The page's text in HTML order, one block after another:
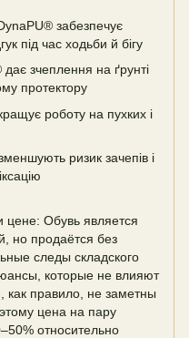
забезпечує
під час ходьби й бігу
зчеплення на ґрунті
протектору
роботу на пухких і
ризик зачепів і
цене: Обувь является
но продаётся без
следы складского
которые не влияют
как правило, не заметны
цена на пару
относительно